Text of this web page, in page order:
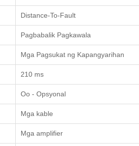
Distance-To-Fault
Pagbabalik Pagkawala
Mga Pagsukat ng Kapangyarihan
210 ms
Oo - Opsyonal
Mga kable
Mga amplifier